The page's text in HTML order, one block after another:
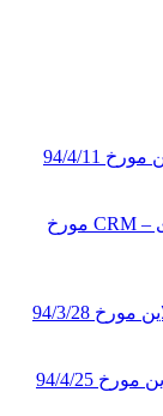
4/11
اولین کارگاه آموزشی بازاریابی در فضای مجازی – CRM مورخ
3/28
4/25